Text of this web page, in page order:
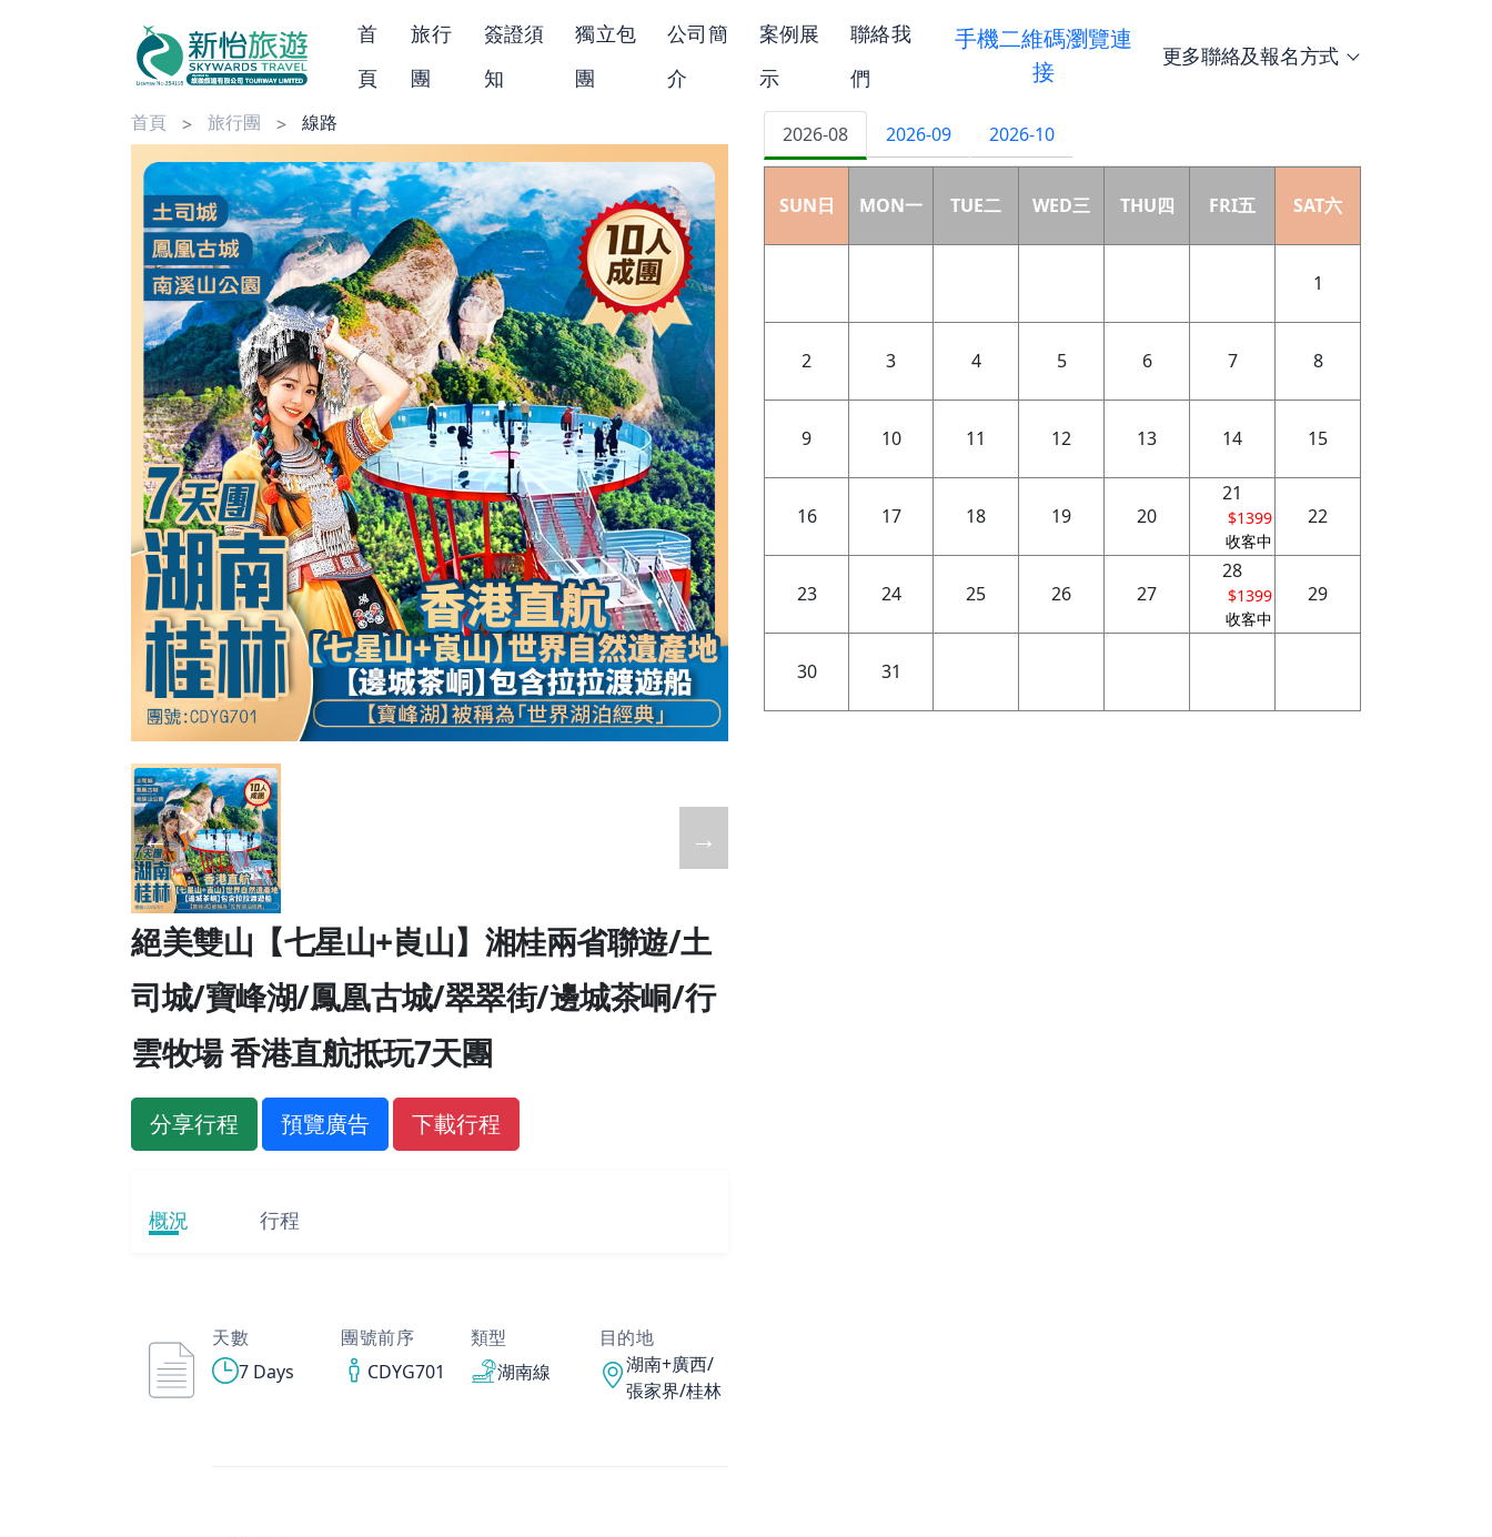
首
頁
旅行
團
簽證須
知
獨立包
團
公司簡
介
案例展
示
聯絡我
們
手機二維碼瀏覽連
接
更多聯絡及報名方式
首頁 旅行團 線路
← →
絕美雙山【七星山+崀山】湘桂兩省聯遊/土
司城/寶峰湖/鳳凰古城/翠翠街/邊城茶峒/行
雲牧場 香港直航抵玩7天團
分享行程 預覽廣告 下載行程
概況 行程
天數
7 Days
團號前序
CDYG701
類型
湖南線
目的地
湖南+廣西/
張家界/桂林
2026-08 2026-09 2026-10
SUN日 MON一 TUE二 WED三 THU四 FRI五 SAT六
1
2 3 4 5 6 7 8
9 10 11 12 13 14 15
16 17 18 19 20
21
$1399
收客中
22
23 24 25 26 27
28
$1399
收客中
29
30 31